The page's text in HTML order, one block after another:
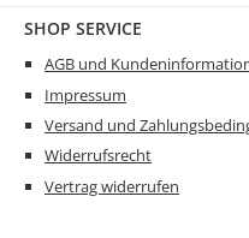
SHOP SERVICE
AGB und
Impressum
Versand und
Widerrufsrecht
Vertrag widerrufen